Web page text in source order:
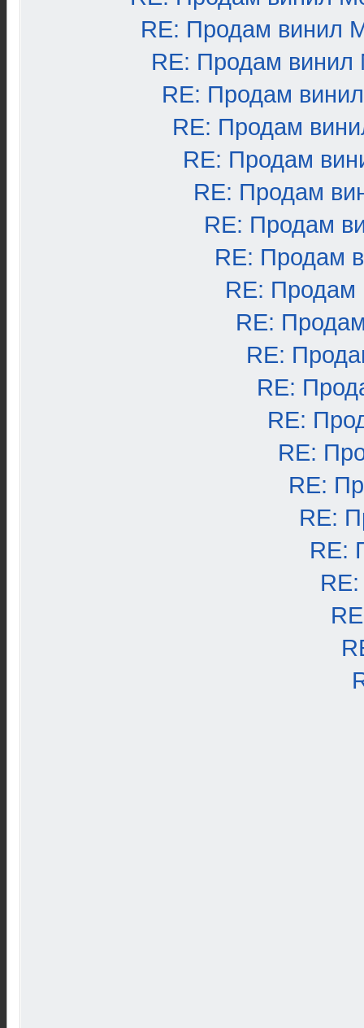
RE: Продам винил
RE: Продам винил
RE: Продам
RE: Продам
RE: Продам
RE: Продам
RE: Продам
RE: Продам
RE: Продам
RE:
RE:
RE:
RE:
RE:
RE:
RE:
RE: